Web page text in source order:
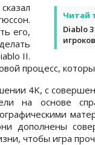
Читай
Diablo
игроков
его,
II.
процесс,
4K, с
на основе
дополнены
чтобы игра